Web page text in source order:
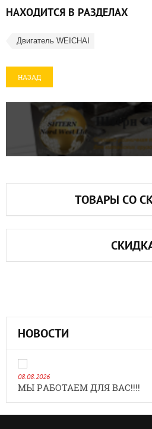
НАХОДИТСЯ В РАЗДЕЛАХ
Двигатель WEICHAI
НАЗАД
ТОВАРЫ СО
НОВОСТИ
08.08.2026
МЫ РАБОТАЕМ ДЛЯ ВАС!!!!